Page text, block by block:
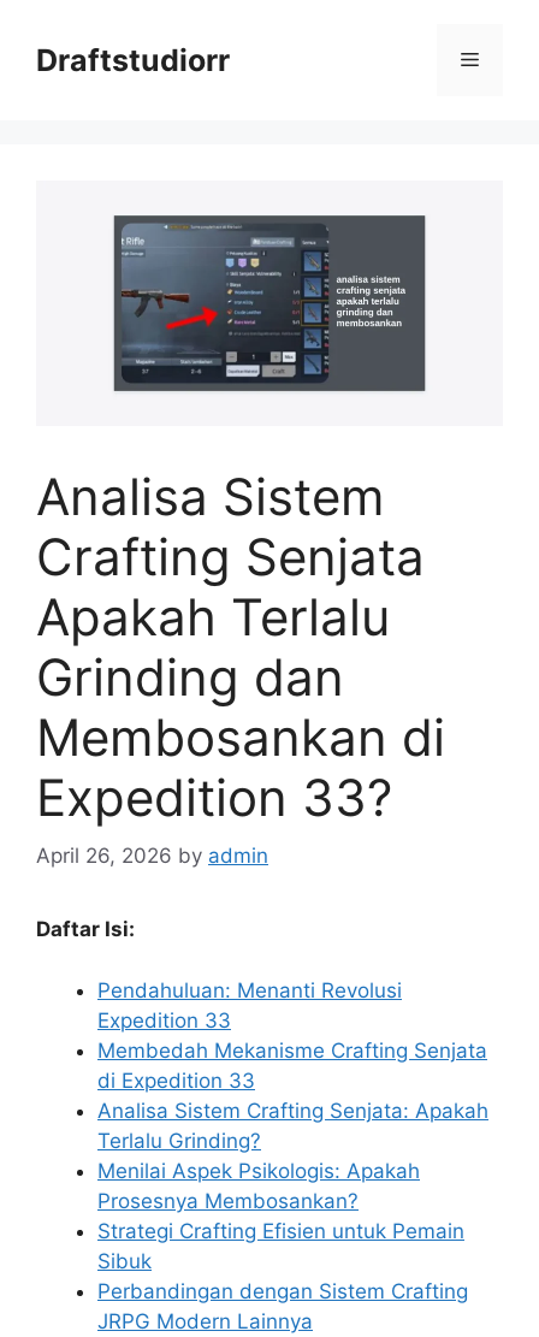
contentDraftstudiorr Menu
Analisa Sistem
Crafting Senjata
Apakah Terlalu
Grinding dan
Membosankan di
Expedition 33?
April 26, 2026 by admin
Daftar Isi:
Pendahuluan: Menanti Revolusi
Expedition 33
Membedah Mekanisme Crafting Senjata
di Expedition 33
Analisa Sistem Crafting Senjata: Apakah
Terlalu Grinding?
Menilai Aspek Psikologis: Apakah
Prosesnya Membosankan?
Strategi Crafting Efisien untuk Pemain
Sibuk
Perbandingan dengan Sistem Crafting
JRPG Modern Lainnya